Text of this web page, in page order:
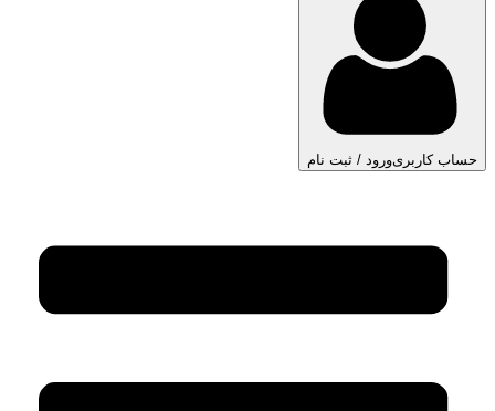
حساب کاربریورود / ثبت نام